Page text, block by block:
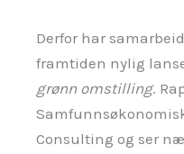
Derfor har
framtiden nylig
grønn omstilling.
Samfunnsøkonomisk
Consulting og ser